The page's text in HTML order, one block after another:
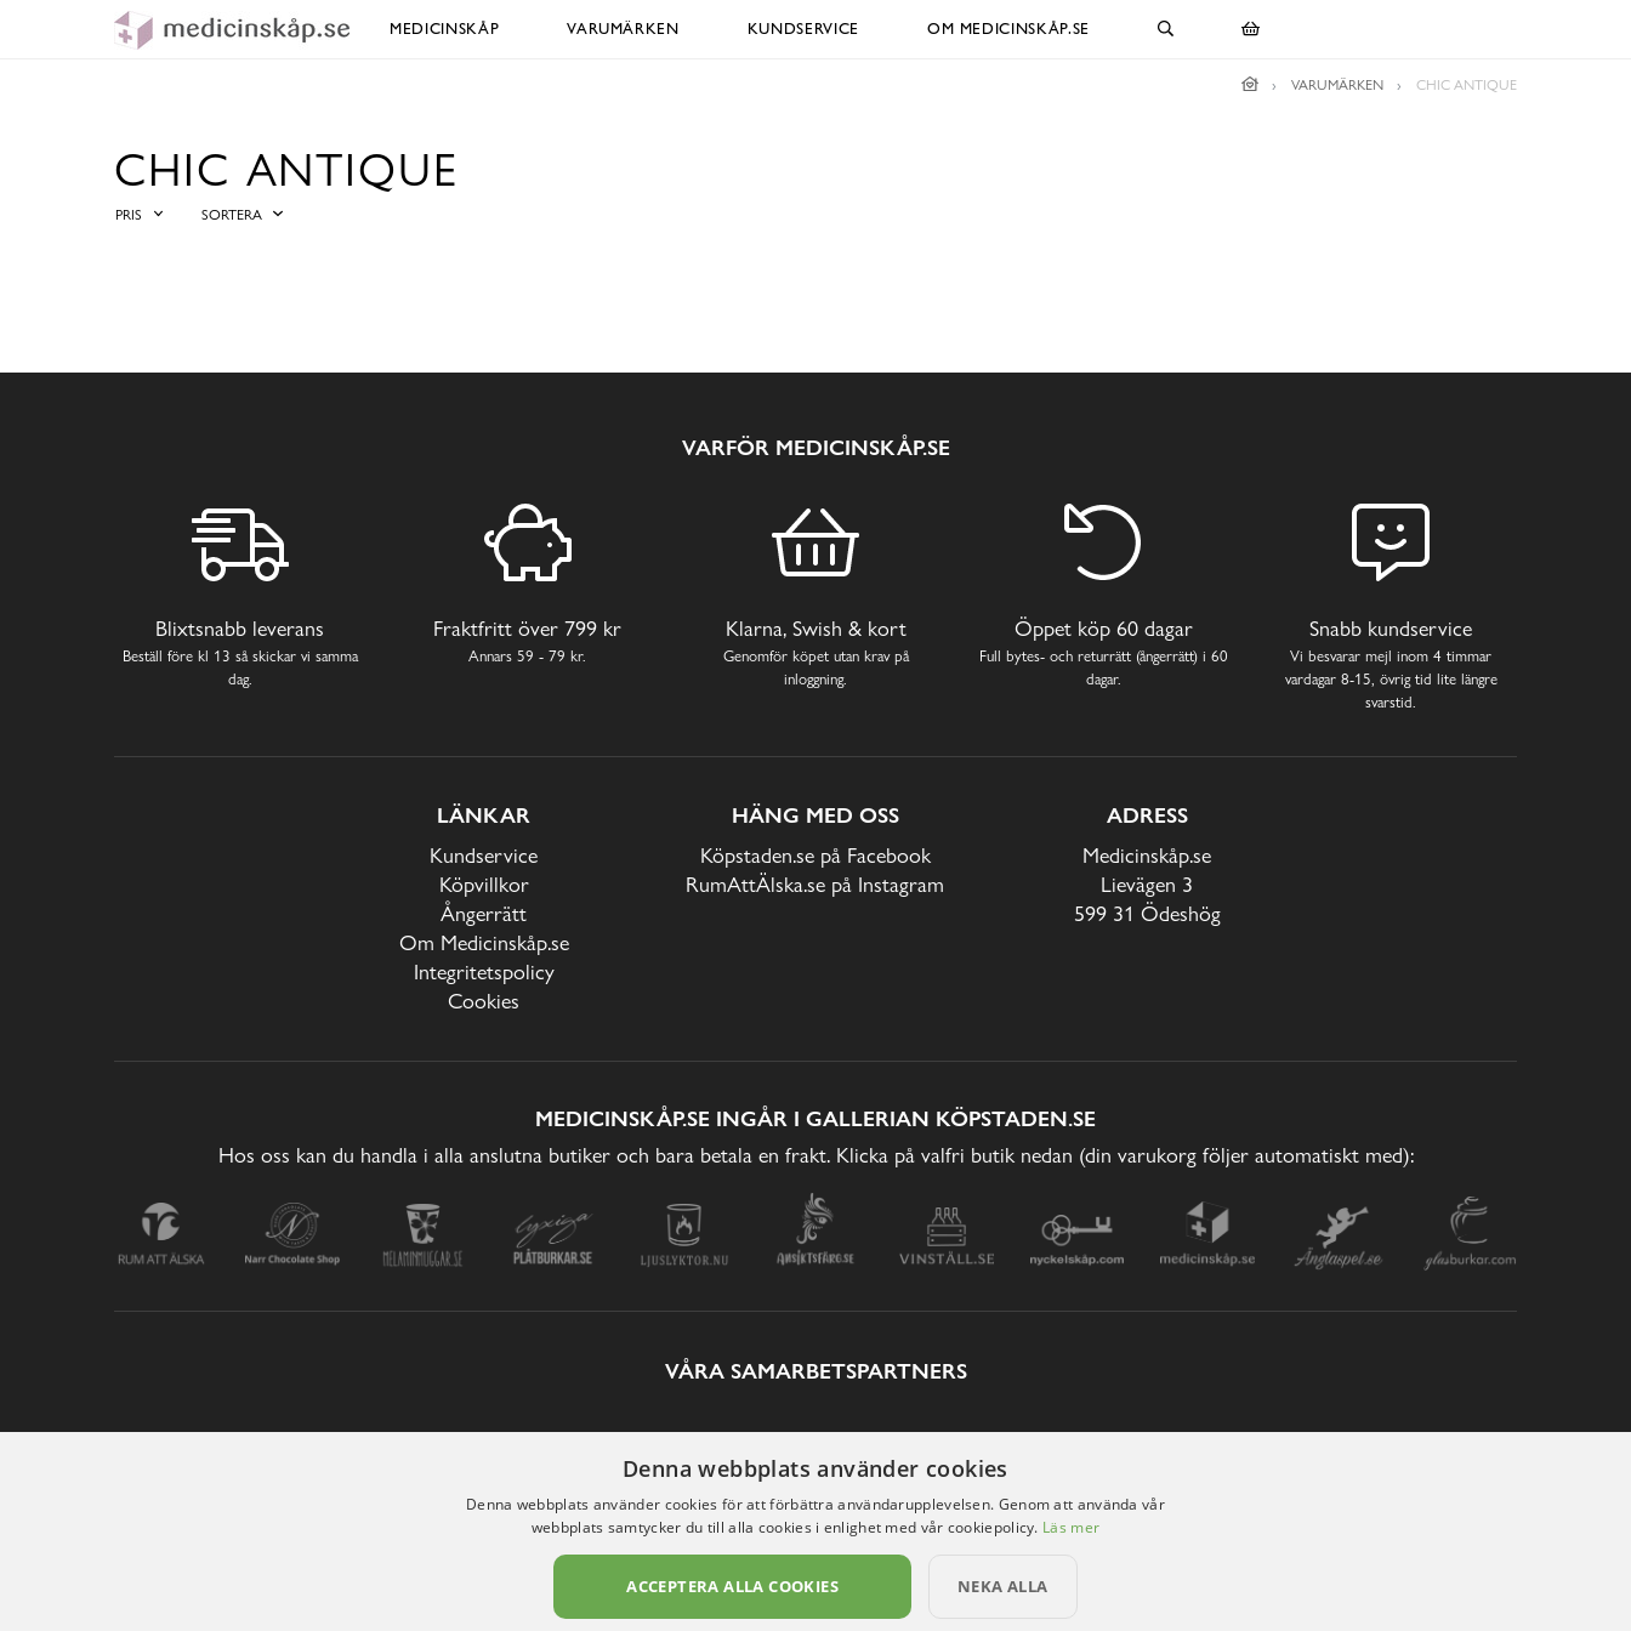
MEDICINSKÅP VARUMÄRKEN KUNDSERVICE OM MEDICINSKÅP.SE
VARUMÄRKEN CHIC ANTIQUE
CHIC ANTIQUE
PRIS SORTERA
VARFÖR MEDICINSKÅP.SE
Blixtsnabb leverans
Beställ före kl 13 så skickar vi samma
dag.
Fraktfritt över 799 kr
Annars 59 - 79 kr.
Klarna, Swish & kort
Genomför köpet utan krav på
inloggning.
Öppet köp 60 dagar
Full bytes- och returrätt (ångerrätt) i 60
dagar.
Snabb kundservice
Vi besvarar mejl inom 4 timmar
vardagar 8-15, övrig tid lite längre
svarstid.
LÄNKAR
Kundservice
Köpvillkor
Ångerrätt
Om Medicinskåp.se
Integritetspolicy
Cookies
HÄNG MED OSS
Köpstaden.se på Facebook
RumAttÄlska.se på Instagram
ADRESS
Medicinskåp.se
Lievägen 3
599 31 Ödeshög
MEDICINSKÅP.SE INGÅR I GALLERIAN KÖPSTADEN.SE
Hos oss kan du handla i alla anslutna butiker och bara betala en frakt. Klicka på valfri butik nedan (din varukorg följer automatiskt med):
VÅRA SAMARBETSPARTNERS
Denna webbplats använder cookies
Denna webbplats använder cookies för att förbättra användarupplevelsen. Genom att använda vår
webbplats samtycker du till alla cookies i enlighet med vår cookiepolicy. Läs mer
ACCEPTERA ALLA COOKIES NEKA ALLA